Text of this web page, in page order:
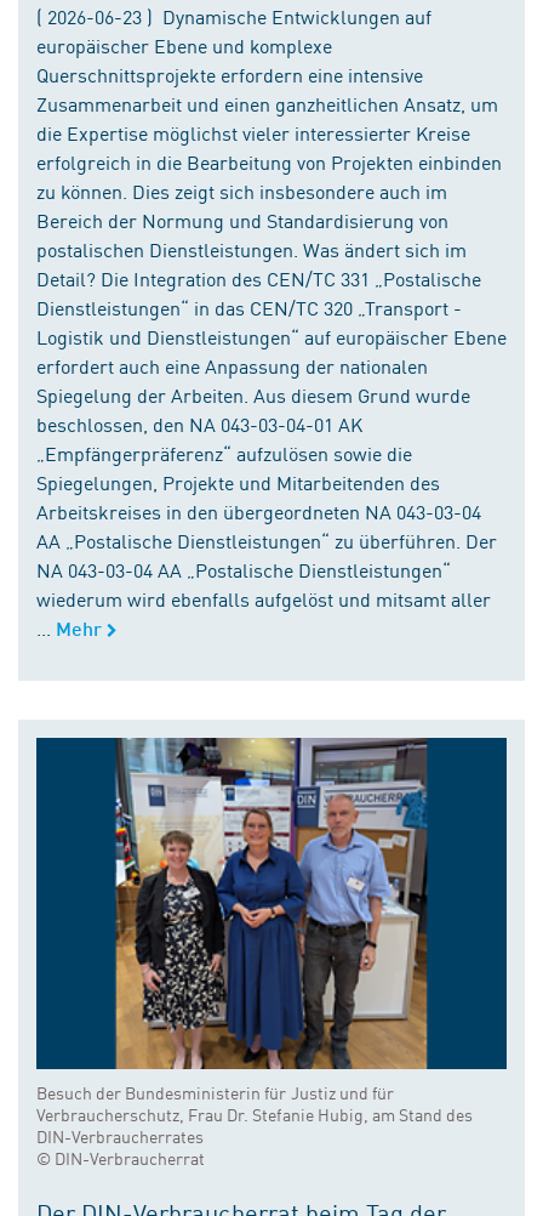
( 2026-06-23 ) Dynamische Entwicklungen auf
europäischer Ebene und komplexe
Querschnittsprojekte erfordern eine intensive
Zusammenarbeit und einen ganzheitlichen Ansatz, um
die Expertise möglichst vieler interessierter Kreise
erfolgreich in die Bearbeitung von Projekten einbinden
zu können. Dies zeigt sich insbesondere auch im
Bereich der Normung und Standardisierung von
postalischen Dienstleistungen. Was ändert sich im
Detail? Die Integration des CEN/TC 331 „Postalische
Dienstleistungen“ in das CEN/TC 320 „Transport -
Logistik und Dienstleistungen“ auf europäischer Ebene
erfordert auch eine Anpassung der nationalen
Spiegelung der Arbeiten. Aus diesem Grund wurde
beschlossen, den NA 043-03-04-01 AK
„Empfängerpräferenz“ aufzulösen sowie die
Spiegelungen, Projekte und Mitarbeitenden des
Arbeitskreises in den übergeordneten NA 043-03-04
AA „Postalische Dienstleistungen“ zu überführen. Der
NA 043-03-04 AA „Postalische Dienstleistungen“
wiederum wird ebenfalls aufgelöst und mitsamt aller
Mehr
Besuch der Bundesministerin für Justiz und für
Verbraucherschutz, Frau Dr. Stefanie Hubig, am Stand des
DIN-Verbraucherrates
© DIN-Verbraucherrat